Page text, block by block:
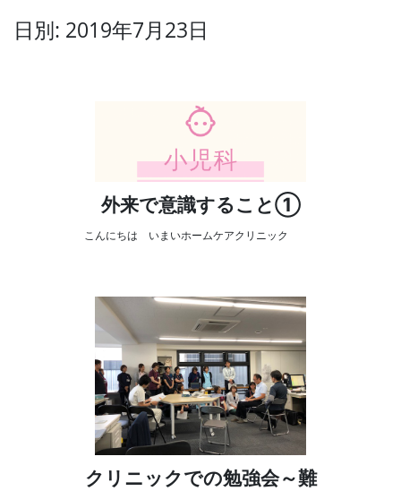
日別: 2019年7月23日
外来で意識すること①
こんにちは いまいホームケアクリニック
クリニックでの勉強会～難